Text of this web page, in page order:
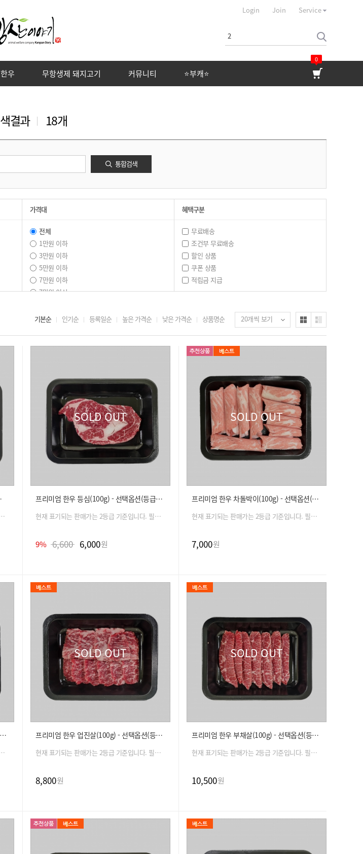
Login Join Service
이벤트
우 무항생제 돼지고기 커뮤니티 ⭐부캐⭐
0
결과 18개
통합검색
가격대
전체
1만원 이하
3만원 이하
5만원 이하
7만원 이하
7만원 이상
혜택구분
무료배송
조건부 무료배송
할인 상품
쿠폰 상품
적립금 지급
기본순 인기순 등록일순 높은 가격순 낮은 가격순 상품명순 20개씩 보기
, 종량)
다. 필수 옵션 선택 시 금액은 자동 변경 됩니다.
SOLD OUT
프리미엄 한우 등심(100g) - 선택옵션(등급, 용도, 종량)
현재 표기되는 판매가는 2등급 기준입니다. 필수 옵션 선택 시 금액은 자동 변경 됩니다.
9% 6,600 6,000원
SOLD OUT
프리미엄 한우 차돌박이(100g) - 선택옵션(중량)
현재 표기되는 판매가는 2등급 기준입니다. 필수 옵션 선택 시 금액은 자동 변경 됩니다.
7,000원
프리미엄 한우 치마업진(100g) - 선택옵션(등급, 중량)
다. 필수 옵션 선택 시 금액은 자동 변경 됩니다.
SOLD OUT
프리미엄 한우 업진살(100g) - 선택옵션(등급, 중량)
현재 표기되는 판매가는 2등급 기준입니다. 필수 옵션 선택 시 금액은 자동 변경 됩니다.
8,800원
SOLD OUT
프리미엄 한우 부채살(100g) - 선택옵션(등급, 용도, 중량)
현재 표기되는 판매가는 2등급 기준입니다. 필수 옵션 선택 시 금액은 자동 변경 됩니다.
10,500원